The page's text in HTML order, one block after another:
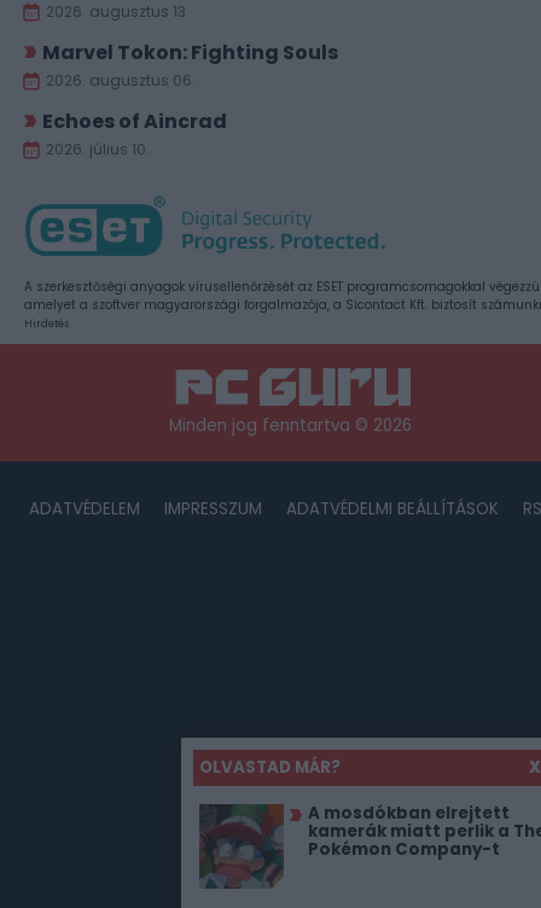
OLVASTAD MÁR?
X
A mosdókban elrejtett
kamerák miatt perlik a
Pokémon Company-t
2026. augusztus 13.
Marvel Tokon: Fighting Souls
2026. augusztus 06.
Echoes of Aincrad
2026. július 10.
A szerkesztőségi anyagok vírusellenőrzését az ESET programcsomagokkal
amelyet a szoftver magyarországi forgalmazója, a Sicontact Kft. biztosít
Hirdetés
Minden jog fenntartva © 2026
ADATVÉDELEM IMPRESSZUM ADATVÉDELMI BEÁLLÍTÁSOK